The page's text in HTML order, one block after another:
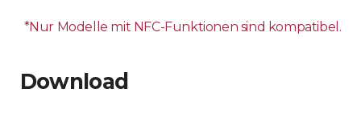
*Nur Modelle mit NFC-Funktionen sind kompatibel.
Download